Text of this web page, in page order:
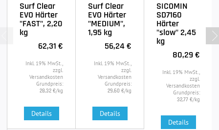
Surf Clear
EVO Härter
"FAST", 2,20
kg
62,31 €
Inkl. 19% MwSt.,
zzgl.
Versandkosten
Grundpreis:
28,32 €/kg
Details
Surf Clear
EVO Härter
"MEDIUM",
1,95 kg
56,24 €
Inkl. 19% MwSt.,
zzgl.
Versandkosten
Grundpreis:
29,60 €/kg
Details
SICOMIN
SD7160
Härter
"slow" 2,45
kg
80,29 €
Inkl. 19% MwSt.,
zzgl.
Versandkosten
Grundpreis:
32,77 €/kg
Details